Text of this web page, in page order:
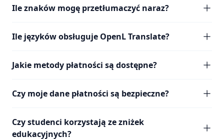
Ile znaków mogę przetłumaczyć naraz?
Ile języków obsługuje OpenL Translate?
Jakie metody płatności są dostępne?
Czy moje dane płatności są bezpieczne?
Czy studenci korzystają ze zniżek
edukacyjnych?